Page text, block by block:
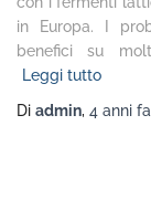
in Europa. I
benefici su
Leggi tutto
Di admin, 4 anni fa